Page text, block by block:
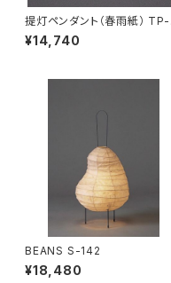
提灯ペンダント（春雨紙）
4H
¥14,740
BEANS S-142
¥18,480